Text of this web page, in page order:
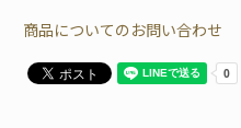
商品についてのお問い合わせ